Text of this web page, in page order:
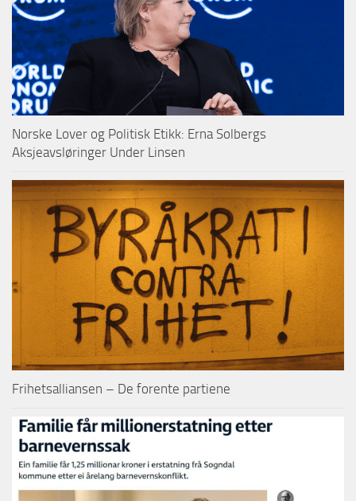
Norske Lover og Politisk Etikk: Erna Solbergs
Aksjeavsløringer Under Linsen
Frihetsalliansen – De forente partiene